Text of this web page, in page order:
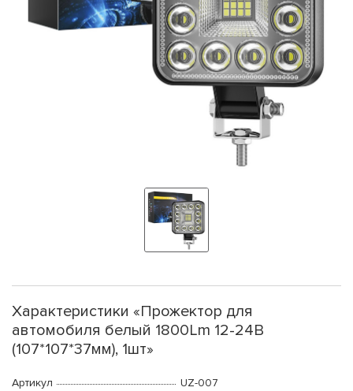
Характеристики «Прожектор для
автомобиля белый 1800Lm 12-24В
(107*107*37мм), 1шт»
Артикул
UZ-007